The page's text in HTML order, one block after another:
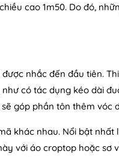
cao 1m50. Do đó,
nhắc đến đầu tiên.
có tác dụng kéo dài
góp phần tôn thêm vóc
khác nhau. Nổi bật
với áo croptop hoặc sơ